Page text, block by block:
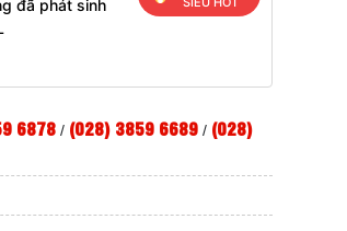
đã phát sinh
6878 / (028) 3859 6689 / (028)